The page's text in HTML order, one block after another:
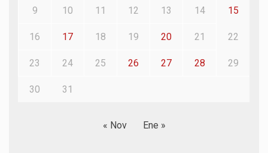
9 10 11 12 13 14 15
16 17 18 19 20 21 22
23 24 25 26 27 28 29
30 31
« Nov Ene »